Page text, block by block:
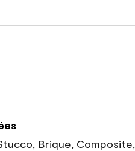
Brique, Composite,